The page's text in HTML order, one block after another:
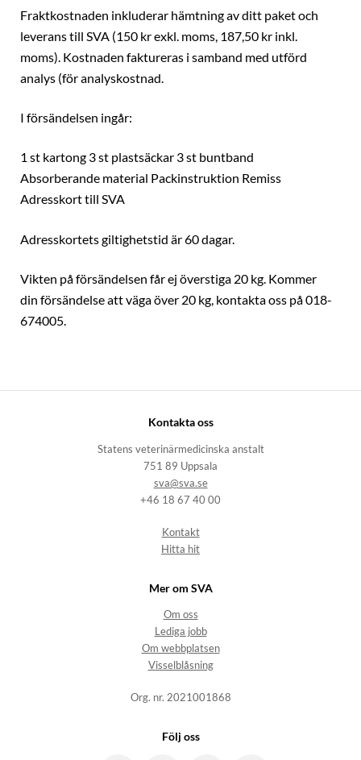
Fraktkostnaden inkluderar hämtning av ditt paket och
leverans till SVA (150 kr exkl. moms, 187,50 kr inkl.
moms). Kostnaden faktureras i samband med utförd
analys (för analyskostnad.
I försändelsen ingår:
1 st kartong 3 st plastsäckar 3 st buntband
Absorberande material Packinstruktion Remiss
Adresskort till SVA
Adresskortets giltighetstid är 60 dagar.
Vikten på försändelsen får ej överstiga 20 kg. Kommer
din försändelse att väga över 20 kg, kontakta oss på 018-
674005.
Kontakta oss
Statens veterinärmedicinska anstalt
751 89 Uppsala
sva@sva.se
+46 18 67 40 00
Kontakt
Hitta hit
Mer om SVA
Om oss
Lediga jobb
Om webbplatsen
Visselblåsning
Org. nr. 2021001868
Följ oss